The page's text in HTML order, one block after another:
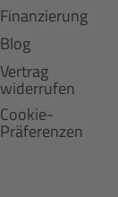
Finanzierung
Blog
Vertrag
widerrufen
Cookie-
Präferenzen